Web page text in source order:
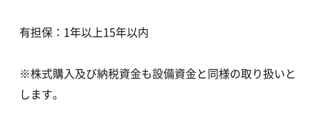
有担保：1年以上15年以内
※株式購入及び納税資金も設備資金と同様の取り扱いと
します。